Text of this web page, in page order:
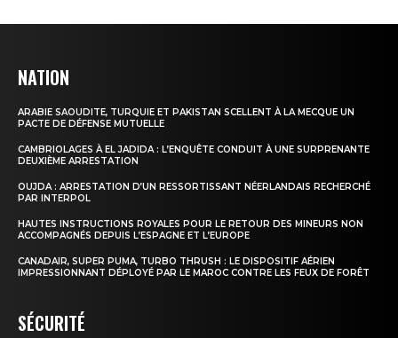
NATION
ARABIE SAOUDITE, TURQUIE ET PAKISTAN SCELLENT À LA MECQUE UN
PACTE DE DÉFENSE MUTUELLE
CAMBRIOLAGES À EL JADIDA : L’ENQUÊTE CONDUIT À UNE SURPRENANTE
DEUXIÈME ARRESTATION
OUJDA : ARRESTATION D’UN RESSORTISSANT NÉERLANDAIS RECHERCHÉ
PAR INTERPOL
HAUTES INSTRUCTIONS ROYALES POUR LE RETOUR DES MINEURS NON
ACCOMPAGNÉS DEPUIS L’ESPAGNE ET L’EUROPE
CANADAIR, SUPER PUMA, TURBO THRUSH : LE DISPOSITIF AÉRIEN
IMPRESSIONNANT DÉPLOYÉ PAR LE MAROC CONTRE LES FEUX DE FORÊT
SÉCURITÉ